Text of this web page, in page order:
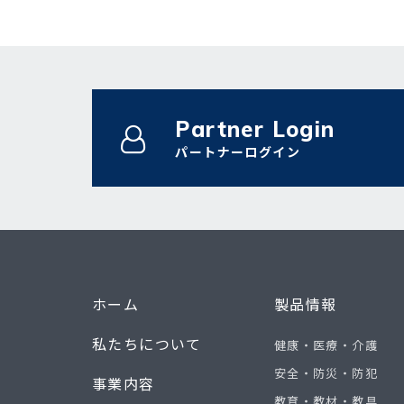
Partner Login
パートナーログイン
ホーム
私たちについて
事業内容
製品情報
健康・医療・介護
安全・防災・防犯